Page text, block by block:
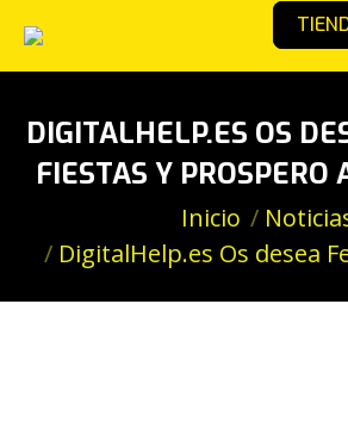
DIGITALHELP.ES OS
FIESTAS Y PROSPERO
Inicio
DigitalHelp.es Os desea